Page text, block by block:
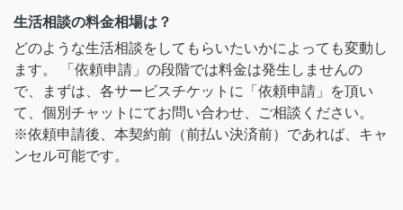
生活相談の料金相場は？
どのような生活相談をしてもらいたいかによっても変動し
ます。 「依頼申請」の段階では料金は発生しませんの
で、まずは、各サービスチケットに「依頼申請」を頂い
て、個別チャットにてお問い合わせ、ご相談ください。
※依頼申請後、本契約前（前払い決済前）であれば、キャ
ンセル可能です。